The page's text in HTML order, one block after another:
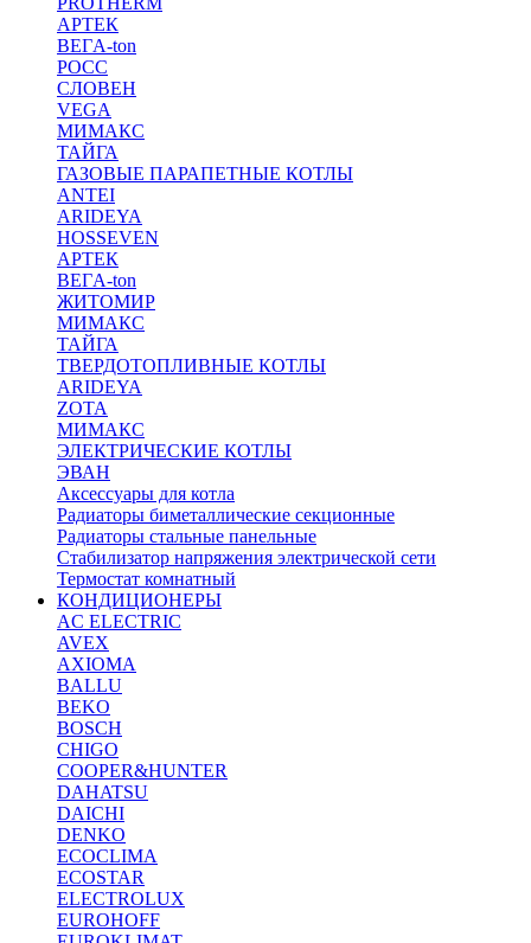
АРТЕК
ВЕГA-ton
РОСС
СЛОВЕН
VEGA
МИМАКС
ТАЙГА
ГАЗОВЫЕ ПАРАПЕТНЫЕ КОТЛЫ
ANTEI
ARIDEYA
HOSSEVEN
АРТЕК
ВЕГA-ton
ЖИТОМИР
МИМАКС
ТАЙГА
ТВЕРДОТОПЛИВНЫЕ КОТЛЫ
ARIDEYA
ZOTA
МИМАКС
ЭЛЕКТРИЧЕСКИЕ КОТЛЫ
ЭВАН
Аксессуары для котла
Радиаторы биметаллические секционные
Радиаторы стальные панельные
Стабилизатор напряжения электрической сети
Термостат комнатный
КОНДИЦИОНЕРЫ
AC ELECTRIC
AVEX
AXIOMA
BALLU
BEKO
BOSCH
CHIGO
COOPER&HUNTER
DAHATSU
DAICHI
DENKO
ECOCLIMA
ECOSTAR
ELECTROLUX
EUROHOFF